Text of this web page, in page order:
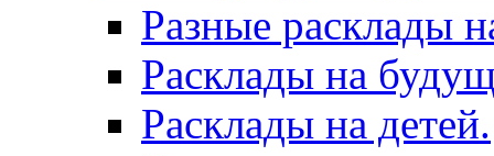
Разные расклады
Расклады на
Расклады на детей.